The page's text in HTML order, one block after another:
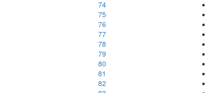
74
75
76
77
78
79
80
81
82